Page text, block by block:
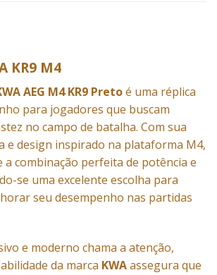
KR9 M4
AEG M4 KR9 Pretoé uma réplica
para jogadores que buscam
no campo de batalha. Com sua
e design inspirado na plataforma M4,
a combinação perfeita de potência e
se uma excelente escolha para
seu desempenho nas partidas
e moderno chama a atenção,
da marca KWAassegura que